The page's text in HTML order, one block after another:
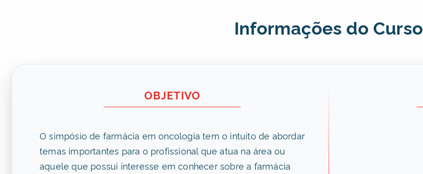
Informações do Curso
OBJETIVO
O simpósio de farmácia em oncologia tem o intuito de abordar
temas importantes para o profissional que atua na área ou
aquele que possui interesse em conhecer sobre a farmácia